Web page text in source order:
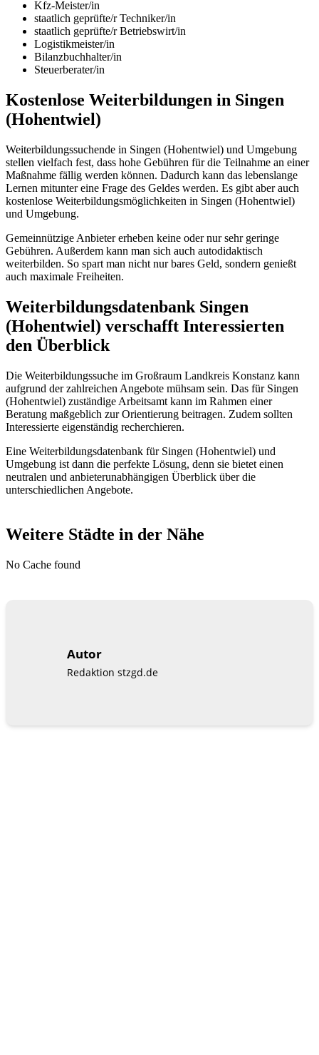
Kfz-Meister/in
staatlich geprüfte/r Techniker/in
staatlich geprüfte/r Betriebswirt/in
Logistikmeister/in
Bilanzbuchhalter/in
Steuerberater/in
Kostenlose Weiterbildungen in Singen
(Hohentwiel)
Weiterbildungssuchende in Singen (Hohentwiel) und Umgebung
stellen vielfach fest, dass hohe Gebühren für die Teilnahme an einer
Maßnahme fällig werden können. Dadurch kann das lebenslange
Lernen mitunter eine Frage des Geldes werden. Es gibt aber auch
kostenlose Weiterbildungsmöglichkeiten in Singen (Hohentwiel)
und Umgebung.
Gemeinnützige Anbieter erheben keine oder nur sehr geringe
Gebühren. Außerdem kann man sich auch autodidaktisch
weiterbilden. So spart man nicht nur bares Geld, sondern genießt
auch maximale Freiheiten.
Weiterbildungsdatenbank Singen
(Hohentwiel) verschafft Interessierten
den Überblick
Die Weiterbildungssuche im Großraum Landkreis Konstanz kann
aufgrund der zahlreichen Angebote mühsam sein. Das für Singen
(Hohentwiel) zuständige Arbeitsamt kann im Rahmen einer
Beratung maßgeblich zur Orientierung beitragen. Zudem sollten
Interessierte eigenständig recherchieren.
Eine Weiterbildungsdatenbank für Singen (Hohentwiel) und
Umgebung ist dann die perfekte Lösung, denn sie bietet einen
neutralen und anbieterunabhängigen Überblick über die
unterschiedlichen Angebote.
Weitere Städte in der Nähe
No Cache found
Autor
Redaktion stzgd.de